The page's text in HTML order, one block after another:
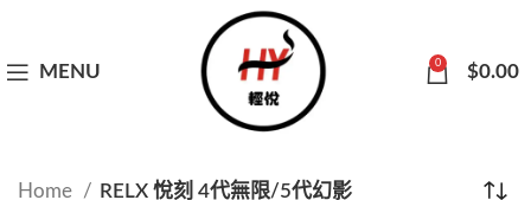
MENU 0 $0.00
Home RELX 悅刻 4代無限/5代幻影